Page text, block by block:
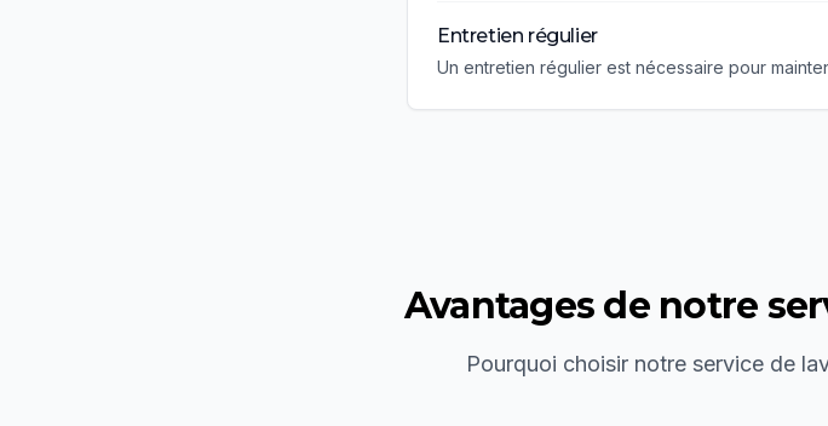
Entretien régulier
Un entretien régulier est nécessaire pour
Avantages de notre
Pourquoi choisir notre service de